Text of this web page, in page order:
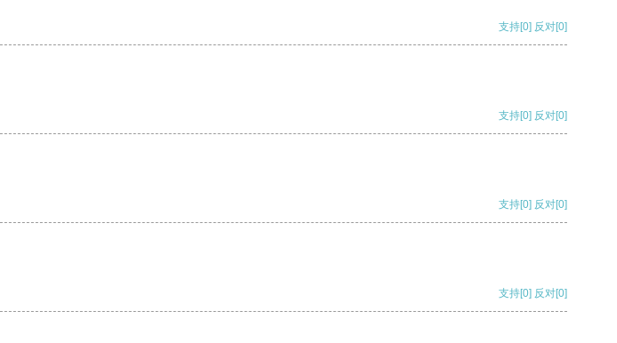
支持[0] 反对[0]
支持[0] 反对[0]
支持[0] 反对[0]
支持[0] 反对[0]